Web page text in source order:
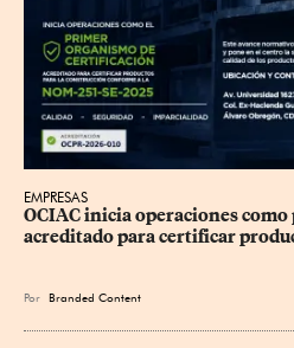
EMPRESAS
OCIAC inicia operaciones
acreditado para certificar
Por Branded Content